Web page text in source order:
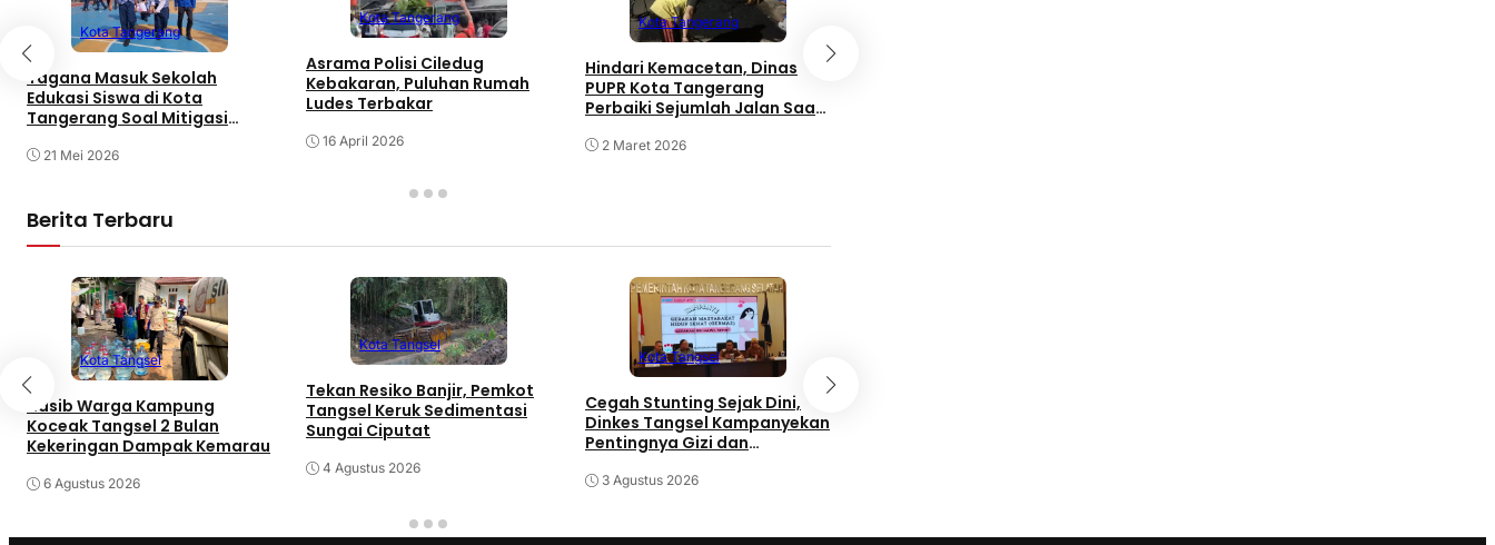
Kota Tangerang
Tagana Masuk Sekolah
Edukasi Siswa di Kota
Tangerang Soal Mitigasi
21 Mei 2026
Kota Tangerang
Asrama Polisi Ciledug
Kebakaran, Puluhan Rumah
Ludes Terbakar
16 April 2026
Kota Tangerang
Hindari Kemacetan, Dinas
PUPR Kota Tangerang
Perbaiki Sejumlah Jalan Saat
2 Maret 2026
Berita Terbaru
Kota Tangsel
Nasib Warga Kampung
Koceak Tangsel 2 Bulan
Kekeringan Dampak Kemarau
6 Agustus 2026
Kota Tangsel
Tekan Resiko Banjir, Pemkot
Tangsel Keruk Sedimentasi
Sungai Ciputat
4 Agustus 2026
Kota Tangsel
Cegah Stunting Sejak Dini,
Dinkes Tangsel Kampanyekan
Pentingnya Gizi dan
3 Agustus 2026